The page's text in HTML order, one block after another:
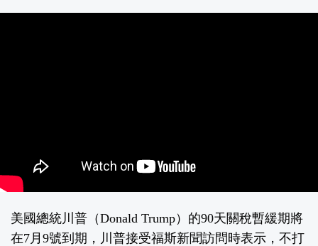
美國總統川普（Donald Trump）的90天關稅暫緩期將
在7月9號到期，川普接受福斯新聞訪問時表示，不打